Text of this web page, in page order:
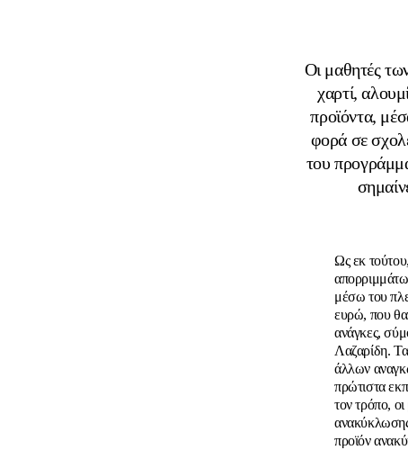
Οι μαθητές
χαρτί,
προϊόντα,
φορά σε
του
Ως εκ
μέσω του
ευρώ, που θα
ανάγκες,
Λαζαρίδη.
άλλων
πρώτιστα
τον τρόπο,
προϊόν